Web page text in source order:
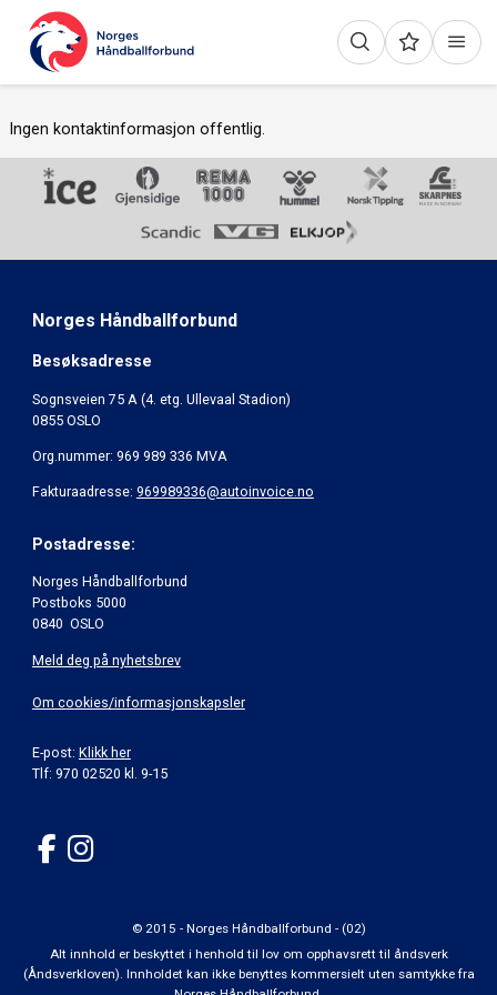
Ingen kontaktinformasjon offentlig.
Norges Håndballforbund
Besøksadresse
Sognsveien 75 A (4. etg. Ullevaal Stadion)
0855 OSLO
Org.nummer: 969 989 336 MVA
Fakturaadresse: 969989336@autoinvoice.no
Postadresse:
Norges Håndballforbund
Postboks 5000
0840 OSLO
Meld deg på nyhetsbrev
Om cookies/informasjonskapsler
E-post: Klikk her
Tlf: 970 02520 kl. 9-15
© 2015 - Norges Håndballforbund - (02)
Alt innhold er beskyttet i henhold til lov om opphavsrett til åndsverk
(Åndsverkloven). Innholdet kan ikke benyttes kommersielt uten samtykke fra